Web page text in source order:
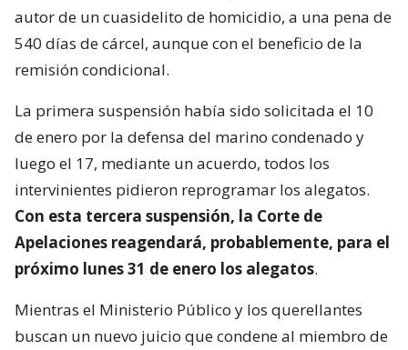
autor de un cuasidelito de homicidio, a una pena de
540 días de cárcel, aunque con el beneficio de la
remisión condicional.
La primera suspensión había sido solicitada el 10
de enero por la defensa del marino condenado y
luego el 17, mediante un acuerdo, todos los
intervinientes pidieron reprogramar los alegatos.
Con esta tercera suspensión, la Corte de
Apelaciones reagendará, probablemente, para el
próximo lunes 31 de enero los alegatos.
Mientras el Ministerio Público y los querellantes
buscan un nuevo juicio que condene al miembro de